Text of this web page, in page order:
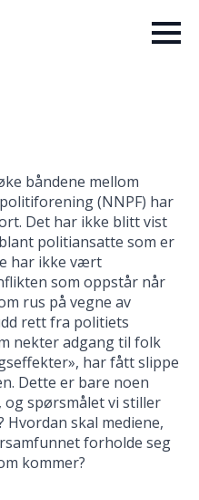
båndene mellom
(NNPF) har
Det har ikke blitt vist
politiansatte som er
har ikke vært
som oppstår når
rus på vegne av
rett fra politiets
nekter adgang til folk
har fått slippe
Dette er bare noen
spørsmålet vi stiller
Hvordan skal mediene,
forholde seg
kommer?